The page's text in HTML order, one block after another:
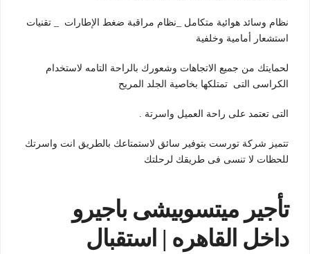
نظام وسائد هوائية متكامل _نظام مراقبة ضغط الإطارات _ تقنيات
استشعار أمامية وخلفية
لحمايتك من جميع الاتجاهات وشعورك بالراحة التامه لاستخدام
الكراسى التى تمتلكها بخاصية الجلد المريح
التى تعتمد على راحة العميل واسرتة .
تتميز شركة تورست بتوفير سائق لاستمتاعك بالطريق انت واسرتك
للحظات لا تنسى فى طريقك لرحلتك
تأجير ميتسوبيشى باجيرو
داخل القاهره | استقبال